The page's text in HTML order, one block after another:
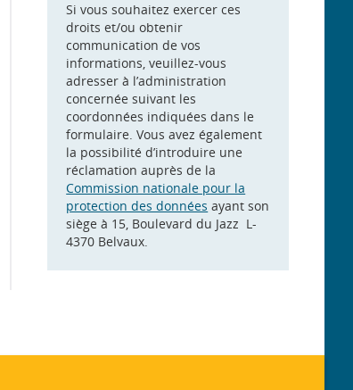
Si vous souhaitez exercer ces
droits et/ou obtenir
communication de vos
informations, veuillez-vous
adresser à l’administration
concernée suivant les
coordonnées indiquées dans le
formulaire. Vous avez également
la possibilité d’introduire une
réclamation auprès de la
Commission nationale pour la
protection des données ayant son
siège à 15, Boulevard du Jazz L-
4370 Belvaux.